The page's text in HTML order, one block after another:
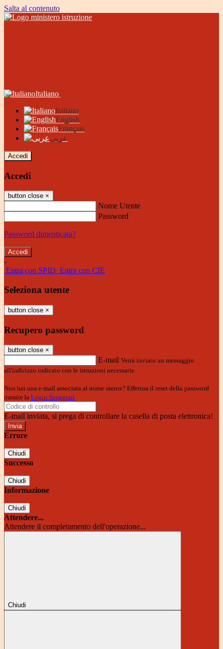
Salta al contenuto
Italiano
Italiano
English
Français
عربى
Accedi
Accedi
button close ×
Nome Utente
Password
Password dimenticata?
-
Entra con SPID Entra con CIE
Seleziona utente
button close ×
Recupero password
button close ×
E-mail Verrà inviato un messaggio
all'indirizzo indicato con le istruzioni necessarie.
Non hai una e-mail associata al nome utente? Effettua il reset della password
tramite la Login Spaggiari
E-mail inviata, si prega di controllare la casella di posta elettronica!
Errore
Chiudi
Successo
Chiudi
Informazione
Chiudi
Attendere...
Attendere il completamento dell'operazione...
Chiudi